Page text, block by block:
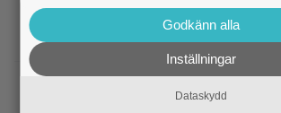
Kommande filmer
Se Connor
”Heated Rivalry” i ny sci-fi-thriller
Hussein i ny thrillerserie – se
Godkänn alla
Inställningar
Dataskydd